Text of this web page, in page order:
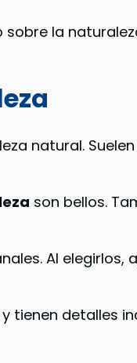
la
natural.
son bellos.
Al elegirlos,
tienen detalles